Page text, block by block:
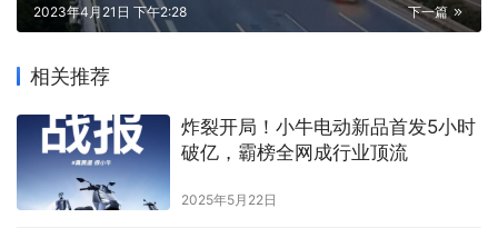
下一篇
2023年4月21日 下午2:28
相关推荐
炸裂开局！小牛电动新品首发5小时
破亿，霸榜全网成行业顶流
2025年5月22日